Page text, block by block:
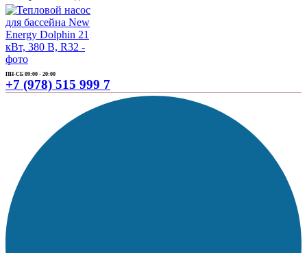
ПН-СБ 09:00 - 20:00
+7 (978) 515 999 7